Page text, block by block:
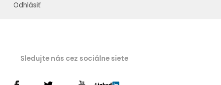
Odhlásiť
Sledujte nás cez sociálne siete